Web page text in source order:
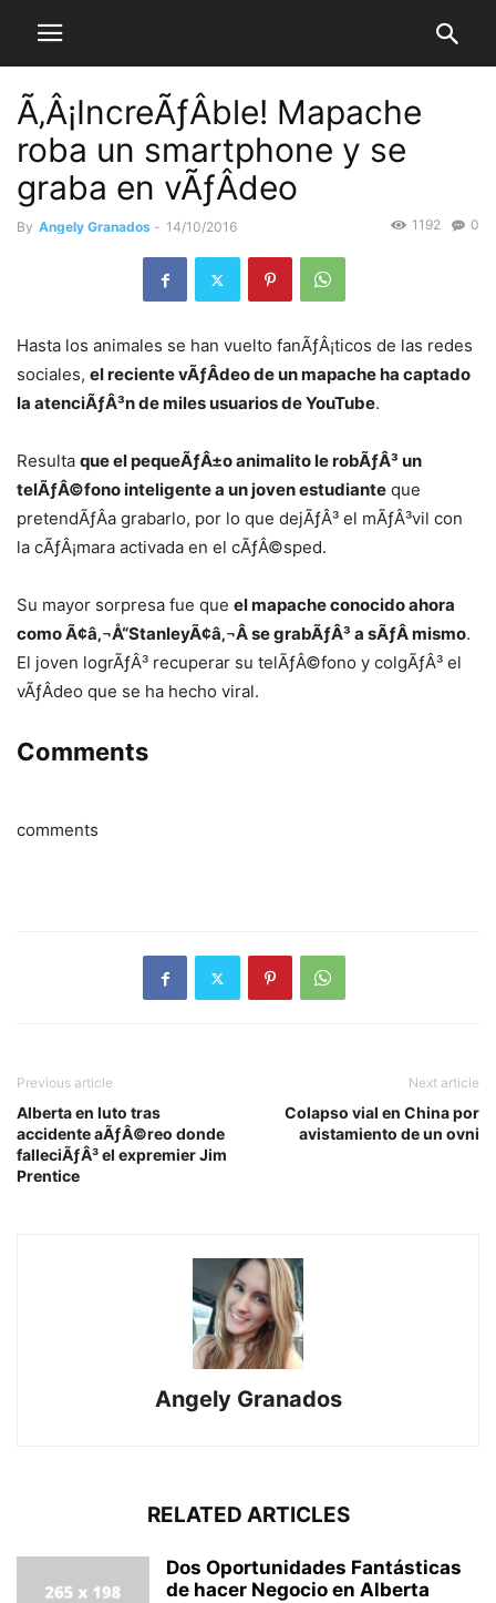
Ã‚Â¡IncreÃƒÂ­ble! Mapache
roba un smartphone y se
graba en vÃƒÂ­deo
By Angely Granados - 14/10/2016 0
1192
Hasta los animales se han vuelto fanÃƒÂ¡ticos de las redes
sociales, el reciente vÃƒÂ­deo de un mapache ha captado
la atenciÃƒÂ³n de miles usuarios de YouTube.
Resulta que el pequeÃƒÂ±o animalito le robÃƒÂ³ un
telÃƒÂ©fono inteligente a un joven estudiante que
pretendÃƒÂ­a grabarlo, por lo que dejÃƒÂ³ el mÃƒÂ³vil con
la cÃƒÂ¡mara activada en el cÃƒÂ©sped.
Su mayor sorpresa fue que el mapache conocido ahora
como Ã¢â‚¬Å“StanleyÃ¢â‚¬Â se grabÃƒÂ³ a sÃƒÂ­ mismo.
El joven logrÃƒÂ³ recuperar su telÃƒÂ©fono y colgÃƒÂ³ el
vÃƒÂ­deo que se ha hecho viral.
Comments
comments
Previous article
Alberta en luto tras
accidente aÃƒÂ©reo donde
falleciÃƒÂ³ el expremier Jim
Prentice
Next article
Colapso vial en China por
avistamiento de un ovni
Angely Granados
RELATED ARTICLES
Dos Oportunidades Fantásticas
de hacer Negocio en Alberta